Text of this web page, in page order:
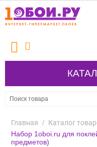
Главная / Каталог
Набор 1oboi.ru для
предметов)